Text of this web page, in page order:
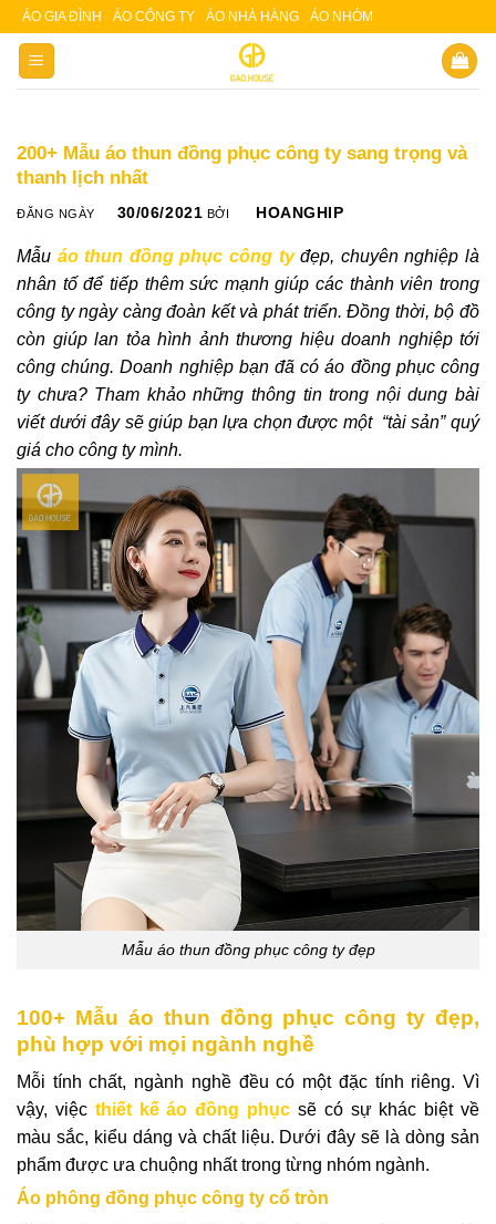
Skip
content
ÁO GIA ĐÌNH ÁO CÔNG TY ÁO NHÀ HÀNG ÁO NHÓM
200+ Mẫu áo thun đồng phục công ty sang trọng và
thanh lịch nhất
ĐĂNG NGÀY 30/06/2021 BỞI HOANGHIP
Mẫu áo thun đồng phục công tyđẹp, chuyên nghiệp là
nhân tố để tiếp thêm sức mạnh giúp các thành viên trong
công ty ngày càng đoàn kết và phát triển. Đồng thời, bộ đồ
còn giúp lan tỏa hình ảnh thương hiệu doanh nghiệp tới
công chúng. Doanh nghiệp bạn đã có áo đồng phục công
ty chưa? Tham khảo những thông tin trong nội dung bài
viết dưới đây sẽ giúp bạn lựa chọn được một “tài sản” quý
giá cho công ty mình.
Mẫu áo thun đồng phục công ty đẹp
100+ Mẫu áo thun đồng phục công ty đẹp,
phù hợp với mọi ngành nghề
Mỗi tính chất, ngành nghề đều có một đặc tính riêng. Vì
vậy, việc thiết kế áo đồng phục sẽ có sự khác biệt về
màu sắc, kiểu dáng và chất liệu. Dưới đây sẽ là dòng sản
phẩm được ưa chuộng nhất trong từng nhóm ngành.
Áo phông đồng phục công ty cổ tròn